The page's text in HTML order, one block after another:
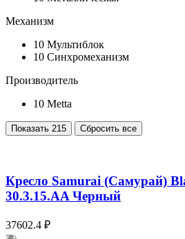
Механизм
10 Мультиблок
10 Синхромеханизм
Производитель
10 Metta
Показать 215 Сбросить все
Кресло Samurai (Самурай)
30.3.15.AA Черный
37602.4 ₽